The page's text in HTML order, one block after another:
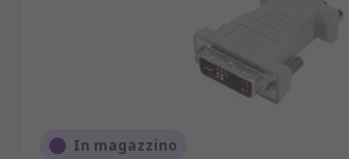
In magazzino